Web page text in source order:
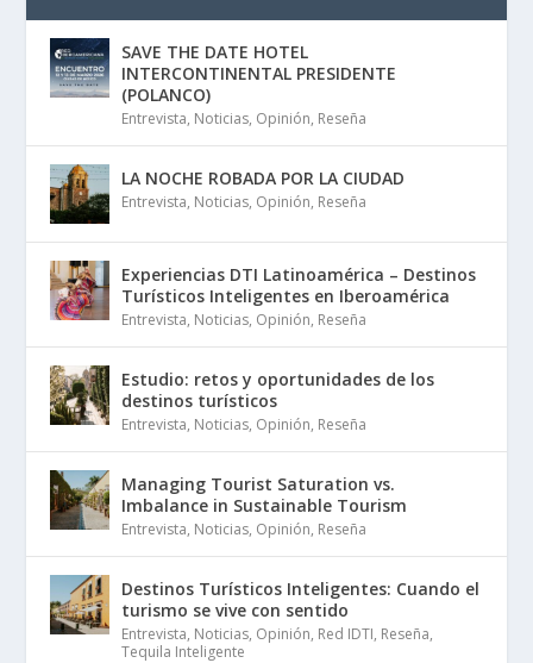
SAVE THE DATE HOTEL
INTERCONTINENTAL PRESIDENTE
(POLANCO)
Entrevista, Noticias, Opinión, Reseña
LA NOCHE ROBADA POR LA CIUDAD
Entrevista, Noticias, Opinión, Reseña
Experiencias DTI Latinoamérica – Destinos
Turísticos Inteligentes en Iberoamérica
Entrevista, Noticias, Opinión, Reseña
Estudio: retos y oportunidades de los
destinos turísticos
Entrevista, Noticias, Opinión, Reseña
Managing Tourist Saturation vs.
Imbalance in Sustainable Tourism
Entrevista, Noticias, Opinión, Reseña
Destinos Turísticos Inteligentes: Cuando el
turismo se vive con sentido
Entrevista, Noticias, Opinión, Red IDTI, Reseña,
Tequila Inteligente